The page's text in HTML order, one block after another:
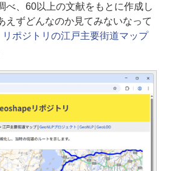
べ、60以上の文献をもとに作成し
えずどんなのか見てみないなって
リポジトリの江戸主要街道マップ